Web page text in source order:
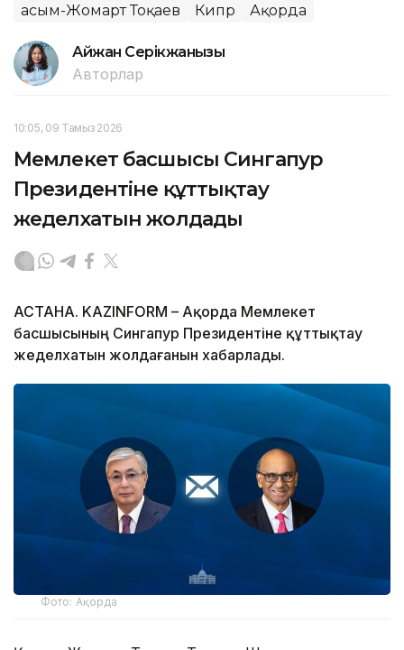
Қасым-Жомарт Тоқаев Кипр Ақорда
Айжан Серікжанқызы
Авторлар
10:05, 09 Тамыз 2026
Мемлекет басшысы Сингапур
Президентіне құттықтау
жеделхатын жолдады
АСТАНА. KAZINFORM – Ақорда Мемлекет
басшысының Сингапур Президентіне құттықтау
жеделхатын жолдағанын хабарлады.
Фото: Ақорда